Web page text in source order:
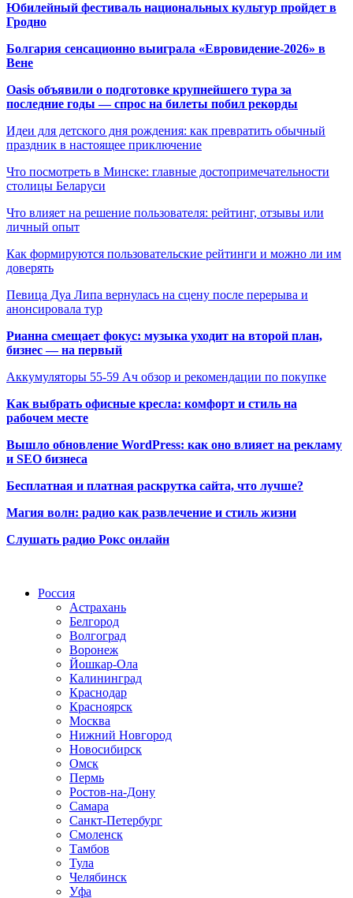
Юбилейный фестиваль национальных культур пройдет в
Гродно
Болгария сенсационно выиграла «Евровидение-2026» в
Вене
Oasis объявили о подготовке крупнейшего тура за
последние годы — спрос на билеты побил рекорды
Идеи для детского дня рождения: как превратить обычный
праздник в настоящее приключение
Что посмотреть в Минске: главные достопримечательности
столицы Беларуси
Что влияет на решение пользователя: рейтинг, отзывы или
личный опыт
Как формируются пользовательские рейтинги и можно ли им
доверять
Певица Дуа Липа вернулась на сцену после перерыва и
анонсировала тур
Рианна смещает фокус: музыка уходит на второй план,
бизнес — на первый
Аккумуляторы 55-59 Ач обзор и рекомендации по покупке
Как выбрать офисные кресла: комфорт и стиль на
рабочем месте
Вышло обновление WordPress: как оно влияет на рекламу
и SEO бизнеса
Бесплатная и платная раскрутка сайта, что лучше?
Магия волн: радио как развлечение и стиль жизни
Слушать радио Рокс онлайн
Россия
Астрахань
Белгород
Волгоград
Воронеж
Йошкар-Ола
Калининград
Краснодар
Красноярск
Москва
Нижний Новгород
Новосибирск
Омск
Пермь
Ростов-на-Дону
Самара
Санкт-Петербург
Смоленск
Тамбов
Тула
Челябинск
Уфа